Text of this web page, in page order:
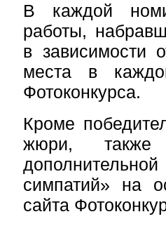
В каждой
работы,
в зависимости
места в
Фотоконкурса.
Кроме
жюри, также
симпатий» на
сайта